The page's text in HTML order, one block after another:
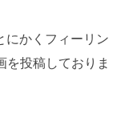
にかくフィーリン
を投稿しておりま